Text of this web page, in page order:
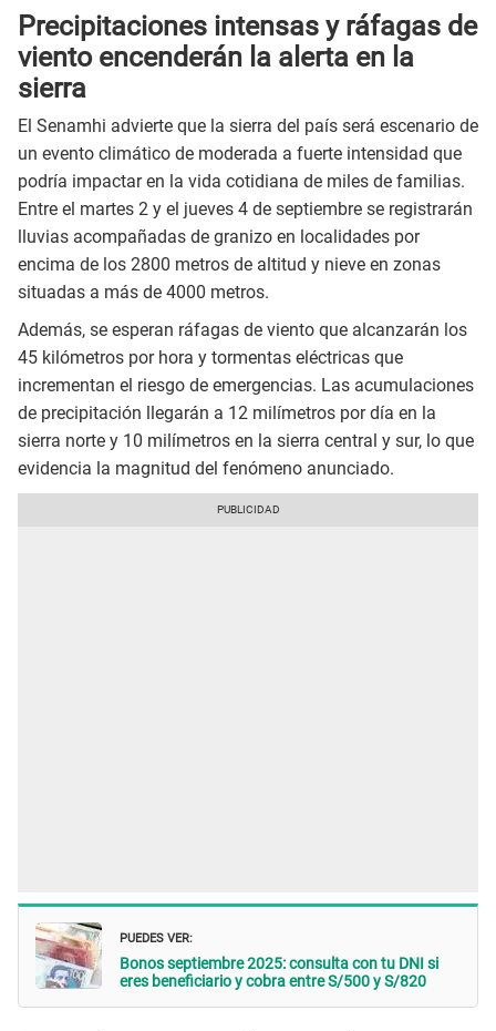
Precipitaciones intensas y ráfagas de
viento encenderán la alerta en la
sierra
El Senamhi advierte que la sierra del país será escenario de
un evento climático de moderada a fuerte intensidad que
podría impactar en la vida cotidiana de miles de familias.
Entre el martes 2 y el jueves 4 de septiembre se registrarán
lluvias acompañadas de granizo en localidades por
encima de los 2800 metros de altitud y nieve en zonas
situadas a más de 4000 metros.
Además, se esperan ráfagas de viento que alcanzarán los
45 kilómetros por hora y tormentas eléctricas que
incrementan el riesgo de emergencias. Las acumulaciones
de precipitación llegarán a 12 milímetros por día en la
sierra norte y 10 milímetros en la sierra central y sur, lo que
evidencia la magnitud del fenómeno anunciado.
PUEDES VER:
Bonos septiembre 2025: consulta con tu DNI si
eres beneficiario y cobra entre S/500 y S/820